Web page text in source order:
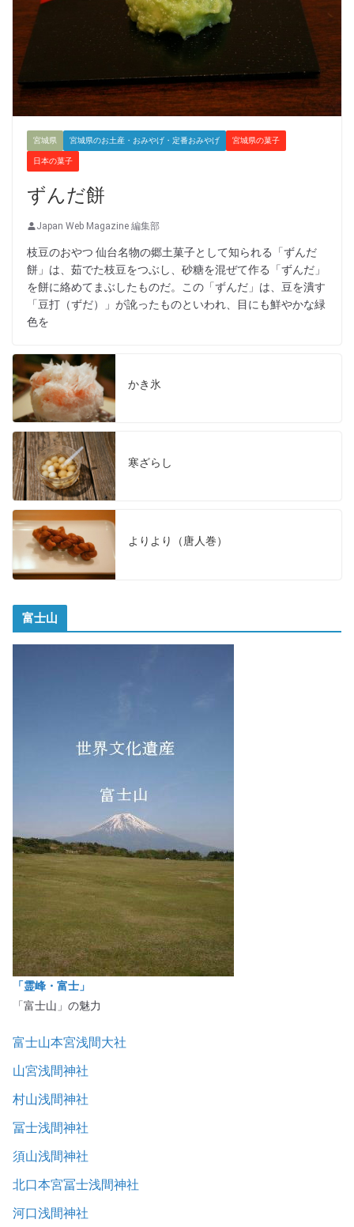
宮城県 宮城県のお土産・おみやげ・定番おみやげ 宮城県の菓子
日本の菓子
ずんだ餅
Japan Web Magazine 編集部
枝豆のおやつ 仙台名物の郷土菓子として知られる「ずんだ
餅」は、茹でた枝豆をつぶし、砂糖を混ぜて作る「ずんだ」
を餅に絡めてまぶしたものだ。この「ずんだ」は、豆を潰す
「豆打（ずだ）」が訛ったものといわれ、目にも鮮やかな緑
色を
かき氷
寒ざらし
よりより（唐人巻）
富士山
「霊峰・富士」
「富士山」の魅力
富士山本宮浅間大社
山宮浅間神社
村山浅間神社
冨士浅間神社
須山浅間神社
北口本宮冨士浅間神社
河口浅間神社